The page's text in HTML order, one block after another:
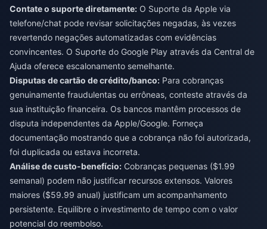
Contate o suporte diretamente: O Suporte da Apple via
telefone/chat pode revisar solicitações negadas, às vezes
revertendo negações automatizadas com evidências
convincentes. O Suporte do Google Play através da Central de
Ajuda oferece escalonamento semelhante.
Disputas de cartão de crédito/banco: Para cobranças
genuinamente fraudulentas ou errôneas, conteste através da
sua instituição financeira. Os bancos mantêm processos de
disputa independentes da Apple/Google. Forneça
documentação mostrando que a cobrança não foi autorizada,
foi duplicada ou estava incorreta.
Análise de custo-benefício: Cobranças pequenas ($1.99
semanal) podem não justificar recursos extensos. Valores
maiores ($59.99 anual) justificam um acompanhamento
persistente. Equilibre o investimento de tempo com o valor
potencial do reembolso.